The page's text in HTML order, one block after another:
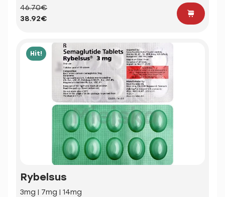
46.70€
38.92€
Hit!
Rybelsus
3mg | 7mg | 14mg